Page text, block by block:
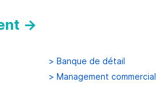
→
> Banque de détail
> Management commercial